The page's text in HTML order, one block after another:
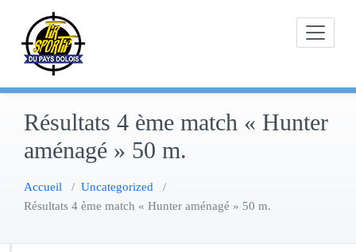
content
Résultats 4 ème match « Hunter
aménagé » 50 m.
Accueil / Uncategorized /
Résultats 4 ème match « Hunter aménagé » 50 m.